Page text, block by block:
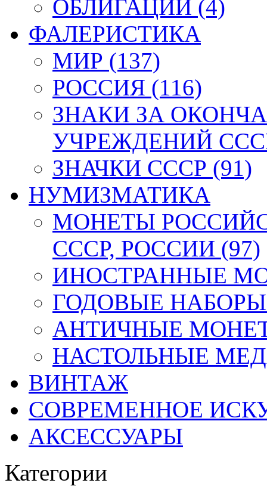
ОБЛИГАЦИИ (4)
ФАЛЕРИСТИКА
МИР (137)
РОССИЯ (116)
ЗНАКИ ЗА
УЧРЕЖДЕНИЙ
ЗНАЧКИ СССР (91)
НУМИЗМАТИКА
МОНЕТЫ
СССР, РОССИИ (97)
ИНОСТРАННЫЕ
ГОДОВЫЕ НАБОРЫ
АНТИЧНЫЕ
НАСТОЛЬНЫЕ
ВИНТАЖ
СОВРЕМЕННОЕ
АКСЕССУАРЫ
Категории